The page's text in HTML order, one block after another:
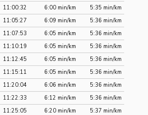
11:00:32 6:00 min/km
5:35 min/km
11:05:27 6:09 min/km
5:36 min/km
11:07:53 6:05 min/km
5:36 min/km
11:10:19 6:05 min/km
5:36 min/km
11:12:45 6:05 min/km
5:36 min/km
11:15:11 6:05 min/km
5:36 min/km
11:20:04 6:06 min/km
5:36 min/km
11:22:33 6:12 min/km
5:36 min/km
11:25:05 6:20 min/km
5:37 min/km